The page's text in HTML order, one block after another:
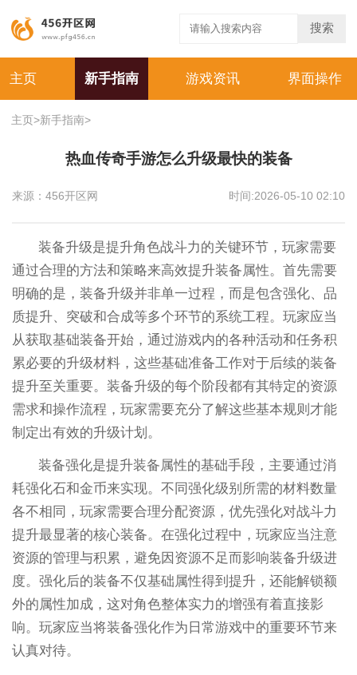
搜索
主页 新手指南 游戏资讯 界面操作
主页>新手指南>
热血传奇手游怎么升级最快的装备
来源：456开区网 时间:2026-05-10 02:10
装备升级是提升角色战斗力的关键环节，玩家需要
通过合理的方法和策略来高效提升装备属性。首先需要
明确的是，装备升级并非单一过程，而是包含强化、品
质提升、突破和合成等多个环节的系统工程。玩家应当
从获取基础装备开始，通过游戏内的各种活动和任务积
累必要的升级材料，这些基础准备工作对于后续的装备
提升至关重要。装备升级的每个阶段都有其特定的资源
需求和操作流程，玩家需要充分了解这些基本规则才能
制定出有效的升级计划。
装备强化是提升装备属性的基础手段，主要通过消
耗强化石和金币来实现。不同强化级别所需的材料数量
各不相同，玩家需要合理分配资源，优先强化对战斗力
提升最显著的核心装备。在强化过程中，玩家应当注意
资源的管理与积累，避免因资源不足而影响装备升级进
度。强化后的装备不仅基础属性得到提升，还能解锁额
外的属性加成，这对角色整体实力的增强有着直接影
响。玩家应当将装备强化作为日常游戏中的重要环节来
认真对待。